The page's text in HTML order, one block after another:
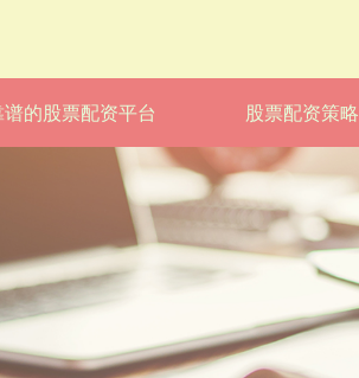
的股票配资平台 股票配资策略